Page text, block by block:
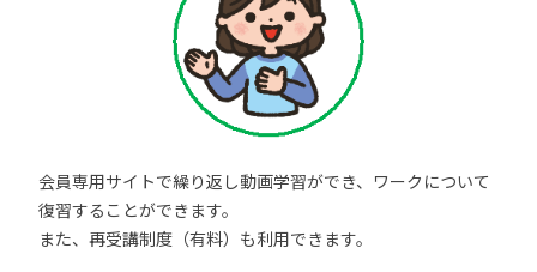
会員専用サイトで繰り返し動画学習ができ、ワークについて
復習することができます。
また、再受講制度（有料）も利用できます。